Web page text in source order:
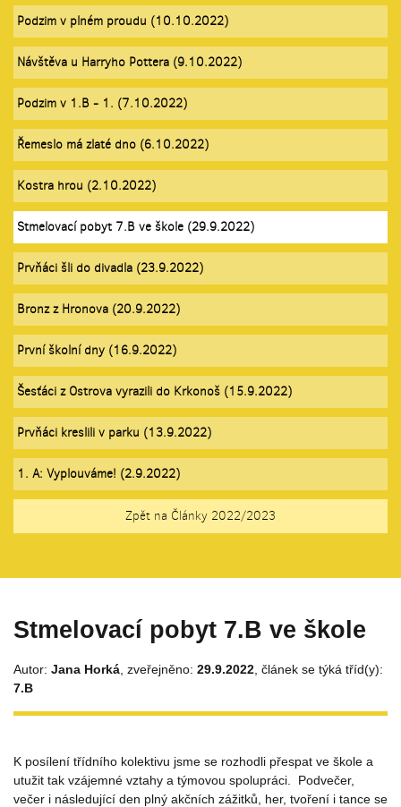
Podzim v plném proudu (10.10.2022)
Návštěva u Harryho Pottera (9.10.2022)
Podzim v 1.B - 1. (7.10.2022)
Řemeslo má zlaté dno (6.10.2022)
Kostra hrou (2.10.2022)
Stmelovací pobyt 7.B ve škole (29.9.2022)
Prvňáci šli do divadla (23.9.2022)
Bronz z Hronova (20.9.2022)
První školní dny (16.9.2022)
Šesťáci z Ostrova vyrazili do Krkonoš (15.9.2022)
Prvňáci kreslili v parku (13.9.2022)
1. A: Vyplouváme! (2.9.2022)
Zpět na Články 2022/2023
Stmelovací pobyt 7.B ve škole
Autor: Jana Horká , zveřejněno: 29.9.2022 , článek se týká tříd(y):
7.B
K posílení třídního kolektivu jsme se rozhodli přespat ve škole a
utužit tak vzájemné vztahy a týmovou spolupráci. Podvečer,
večer i následující den plný akčních zážitků, her, tvoření i tance se